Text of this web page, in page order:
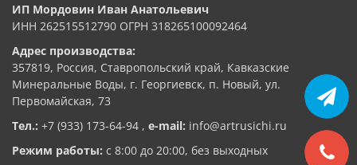
ИП Мордовин Иван Анатольевич
ИНН 262515512790 ОГРН 318265100092464
Адрес производства:
357819, Россия, Ставропольский край, Кавказские
Минеральные Воды, г. Георгиевск, п. Новый, ул.
Первомайская, 73
Тел.: +7 (933) 173-64-94 , e-mail: info@artrusichi.ru
Режим работы: с 8:00 до 20:00, без выходных